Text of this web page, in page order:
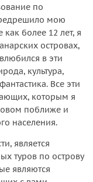
по
мою
более 12 лет, я
островах,
в эти
культура,
Все эти
которым я
поближе и
населения.
является
туров по острову
являются